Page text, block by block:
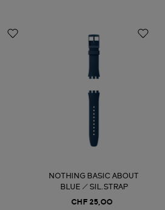
NOTHING BASIC ABOUT
BLUE / SIL.STRAP
CHF 25,00